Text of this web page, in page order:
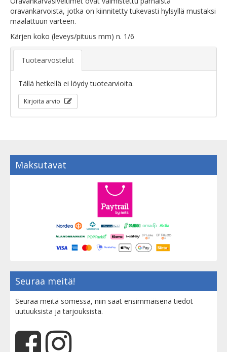
oravankarvoista, jotka on kiinnitetty tukevasti hylsyllä mustaksi
maalattuun varteen.
Kärjen koko (leveys/pituus mm) n. 1/6
Tuotearvostelut
Tällä hetkellä ei löydy tuotearvioita.
Kirjoita arvio
Maksutavat
Seuraa meitä!
Seuraa meitä somessa, niin saat ensimmäisenä tiedot
uutuuksista ja tarjouksista.